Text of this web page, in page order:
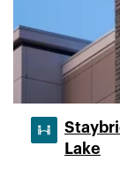
Lake